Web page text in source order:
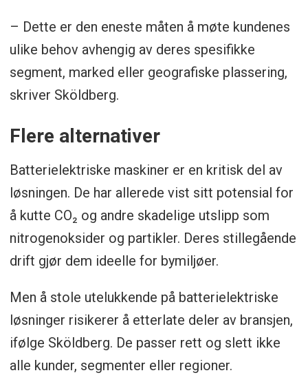
– Dette er den eneste måten å møte kundenes
ulike behov avhengig av deres spesifikke
segment, marked eller geografiske plassering,
skriver Sköldberg.
Flere alternativer
Batterielektriske maskiner er en kritisk del av
løsningen. De har allerede vist sitt potensial for
å kutte CO₂ og andre skadelige utslipp som
nitrogenoksider og partikler. Deres stillegående
drift gjør dem ideelle for bymiljøer.
Men å stole utelukkende på batterielektriske
løsninger risikerer å etterlate deler av bransjen,
ifølge Sköldberg. De passer rett og slett ikke
alle kunder, segmenter eller regioner.